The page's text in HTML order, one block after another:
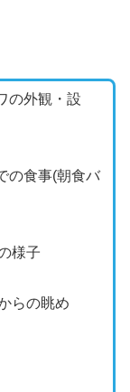
の外観・設
の食事(朝食バ
様子
らの眺め